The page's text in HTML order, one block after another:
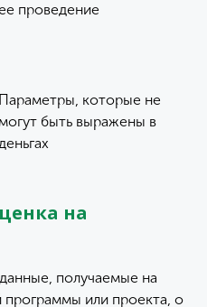
проведение
Параметры, которые не
могут быть выражены в
на
получаемые на
программы или проекта, о